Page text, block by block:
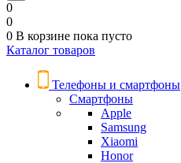
0
0
0 В корзине пока пусто
Каталог товаров
Телефоны и смартфоны
Смартфоны
Apple
Samsung
Xiaomi
Honor